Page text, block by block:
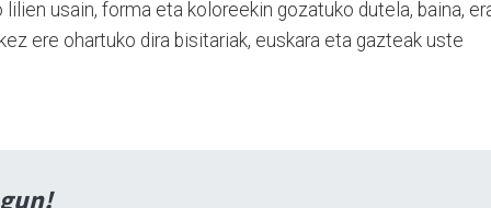
usain, forma eta koloreekin gozatuko dutela, baina,
ere ohartuko dira bisitariak, euskara eta gazteak uste